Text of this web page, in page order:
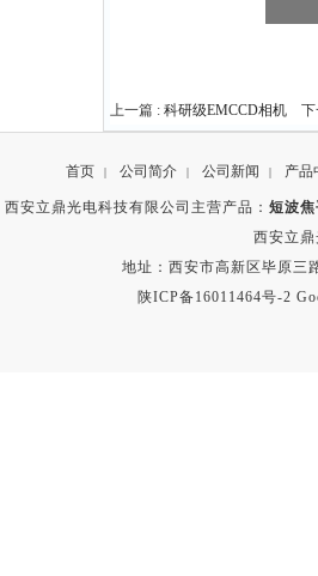
上一篇 : 科研级EMCCD相机 下
首页 | 公司简介 | 公司新闻 | 产品
西安立鼎光电科技有限公司主营产品： 短波
西安立
地址：西安市高新区毕原三
陕ICP备16011464号-2